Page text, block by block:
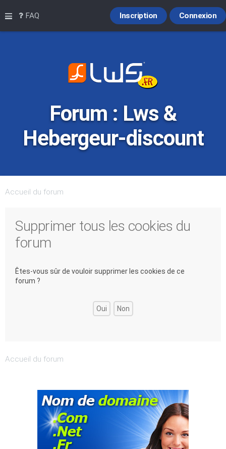
Raccourcis
FAQ Connexion
Inscription
Forum : Lws &
Hebergeur-discount
Accueil du forum
Supprimer tous les cookies du
forum
Êtes-vous sûr de vouloir supprimer les cookies de ce
forum ?
Accueil du forum